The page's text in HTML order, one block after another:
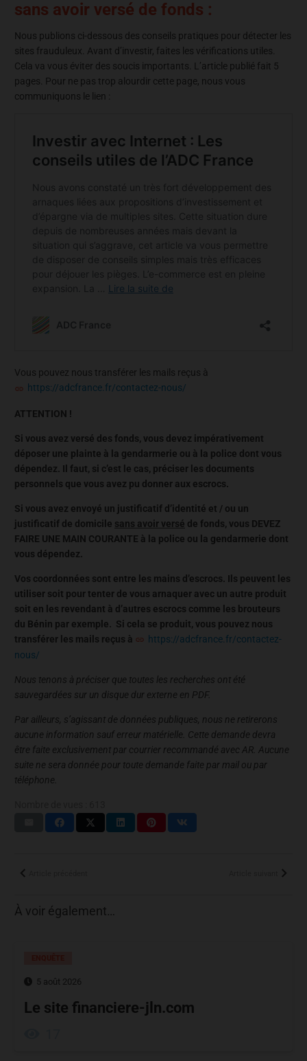
sans avoir versé de fonds :
Nous publions ci-dessous des conseils pratiques pour détecter les
sites frauduleux. Avant d’investir, faites les vérifications utiles.
Cela va vous éviter des soucis importants. L’article publié fait 5
pages. Pour ne pas trop alourdir cette page, nous vous
communiquons le lien :
Vous pouvez nous transférer les mails reçus à
https://adcfrance.fr/contactez-nous/
ATTENTION !
Si vous avez versé des fonds, vous devez impérativement
déposer une plainte à la gendarmerie ou à la police dont vous
dépendez. Il faut, si c’est le cas, préciser les documents
personnels que vous avez pu donner aux escrocs.
Si vous avez envoyé un justificatif d’identité et / ou un
justificatif de domicile sans avoir versé de fonds, vous DEVEZ
FAIRE UNE MAIN COURANTE à la police ou la gendarmerie dont
vous dépendez.
Vos coordonnées sont entre les mains d’escrocs. Ils peuvent les
utiliser soit pour tenter de vous arnaquer avec un autre produit
soit en les revendant à d’autres escrocs comme les brouteurs
du Bénin par exemple. Si cela se produit, vous pouvez nous
transférer les mails reçus à
https://adcfrance.fr/contactez-
nous/
Nous tenons à préciser que toutes les recherches ont été
sauvegardées sur un disque dur externe en PDF.
Par ailleurs, s’agissant de données publiques, nous ne retirerons
aucune information sauf erreur matérielle. Cette demande devra
être faite exclusivement par courrier recommandé avec AR. Aucune
suite ne sera donnée pour toute demande faite par mail ou par
téléphone.
À voir également…
5 août 2026
Le site financiere-jln.com